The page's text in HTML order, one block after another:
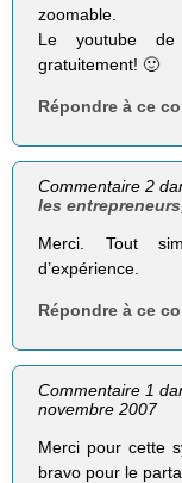
zoomable.
Le youtube
gratuitement! 🙂
Répondre à ce
Commentaire 2
les entrepreneurs
Merci. Tout
d’expérience.
Répondre à ce
Commentaire 1
novembre 2007
Merci pour cette
bravo pour le